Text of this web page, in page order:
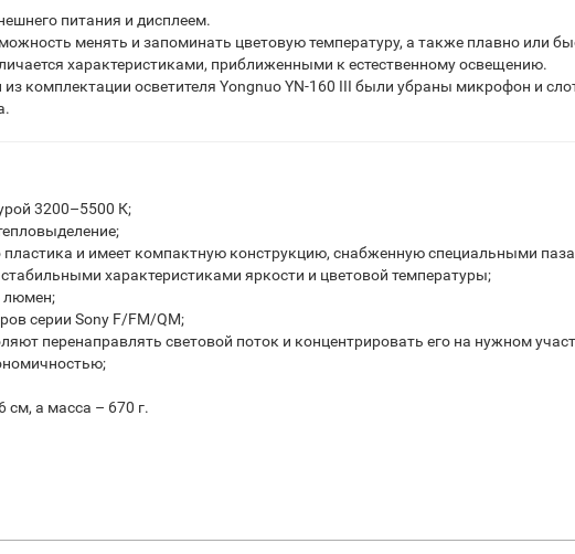
питания и дисплеем.
менять и запоминать цветовую температуру, а также плавно или
характеристиками, приближенными к естественному освещению.
комплектации осветителя Yongnuo YN-160 III были убраны микрофон и
3200–5500 К;
пластика и имеет компактную конструкцию, снабженную специальными
характеристиками яркости и цветовой температуры;
люмен;
серии Sony F/FM/QM;
перенаправлять световой поток и концентрировать его на нужном
см, а масса – 670 г.